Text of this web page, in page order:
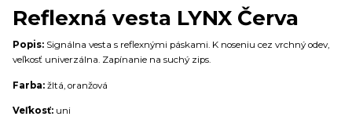
Reflexná vesta LYNX Červa
Popis: Signálna vesta s reflexnými páskami. K noseniu cez vrchný odev,
veľkosť univerzálna. Zapínanie na suchý zips.
Farba: žltá, oranžová
Veľkosť: uni